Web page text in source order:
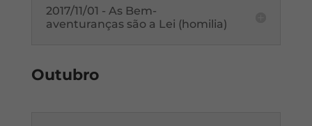
2017/11/01 - As Bem-
aventuranças são a Lei (homilia)
Outubro